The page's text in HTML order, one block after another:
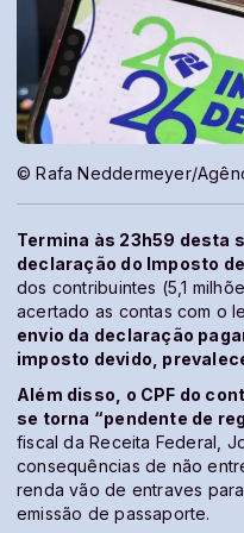
© Rafa Neddermeyer/
Termina às 23h59 desta
declaração do Imposto
dos contribuintes (5,1
acertado as contas com o
envio da declaração
imposto devido,
Além disso, o CPF do
se torna “pendente de
fiscal da Receita Federal,
consequências de não
renda vão de entraves
emissão de passaporte.